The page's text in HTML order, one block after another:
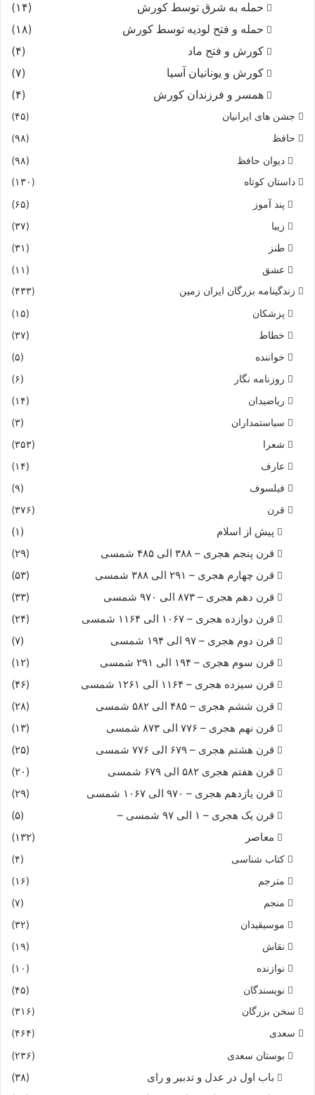
حمله به شرق توسط کورش
(۱۴)
حمله و فتح لودیه توسط کورش
(۱۸)
کورش و فتح ماد
(۴)
کورش و یونانیان آسیا
(۷)
همسر و فرزندان کورش
(۴)
جشن های ایرانیان
(۴۵)
حافظ
(۹۸)
دیوان حافظ (۹۸)
داستان کوتاه (۱۳۰)
پند آموز
(۶۵)
زیبا
(۳۷)
طنز
(۳۱)
عشق
(۱۱)
زندگینامه بزرگان ایران زمین (۴۳۳)
پزشکان
(۱۵)
خطاط
(۳۷)
خواننده
(۵)
روزنامه نگار
(۶)
ریاضیدان
(۱۴)
سیاستمداران
(۳)
شعرا
(۳۵۳)
عارف
(۱۴)
فیلسوف
(۹)
قرن
(۳۷۶)
پیش از اسلام
(۱)
قرن پنجم هجری – ۳۸۸ الی ۴۸۵ شمسی
(۲۹)
قرن چهارم هجری – ۲۹۱ الی ۳۸۸ شمسی
(۵۳)
قرن دهم هجری – ۸۷۳ الی ۹۷۰ شمسی
(۳۳)
قرن دوازده هجری – ۱۰۶۷ الی ۱۱۶۴ شمسی
(۲۴)
قرن دوم هجری – ۹۷ الی ۱۹۴ شمسی
(۷)
قرن سوم هجری – ۱۹۴ الی ۲۹۱ شمسی
(۱۲)
قرن سیزده هجری – ۱۱۶۴ الی ۱۲۶۱ شمسی
(۴۶)
قرن ششم هجری – ۴۸۵ الی ۵۸۲ شمسی
(۲۸)
قرن نهم هجری – ۷۷۶ الی ۸۷۳ شمسی
(۱۳)
قرن هشتم هجری – ۶۷۹ الی ۷۷۶ شمسی
(۲۵)
قرن هفتم هجری ۵۸۲ الی ۶۷۹ شمسی
(۲۰)
قرن یازدهم هجری – ۹۷۰ الی ۱۰۶۷ شمسی
(۲۹)
قرن یک هجری – ۱ الی ۹۷ شمسی –
(۵)
معاصر
(۱۳۲)
کتاب شناسی
(۴)
مترجم
(۱۶)
منجم
(۷)
موسیقیدان
(۳۲)
نقاش
(۱۹)
نوازنده
(۱۰)
نویسندگان
(۴۵)
سخن بزرگان
(۳۱۶)
سعدی
(۴۶۴)
بوستان سعدی (۲۳۶)
باب اول در عدل و تدبیر و رای
(۳۸)